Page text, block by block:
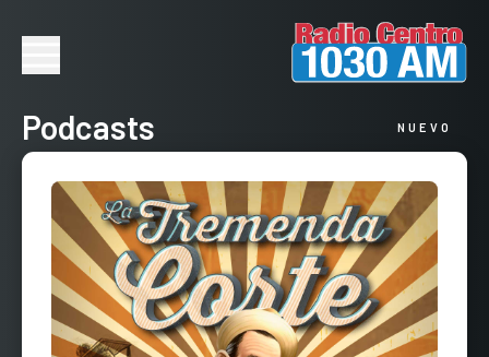
Podcasts NUEVO